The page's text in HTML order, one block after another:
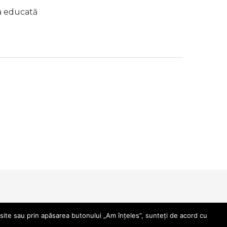
educată
sau prin apăsarea butonului „Am înțeles”, sunteți de acord cu